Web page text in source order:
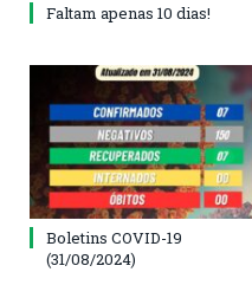
Faltam apenas 10 dias!
Boletins COVID-19
(31/08/2024)